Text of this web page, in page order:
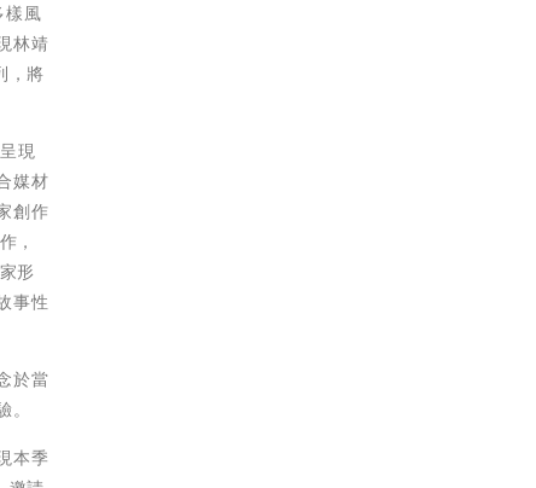
樣風
林靖
，將
現
媒材
創作
，
形
事性
於當
本季